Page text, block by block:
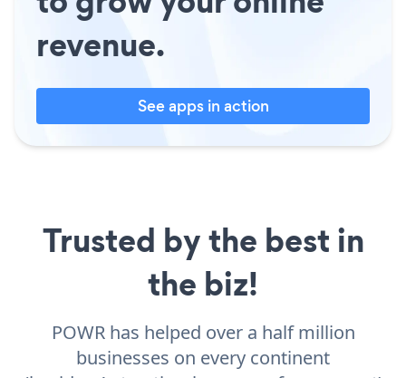
revenue.
See apps in action
Trusted by the best in
the biz!
POWR has helped over a half million
businesses on every continent